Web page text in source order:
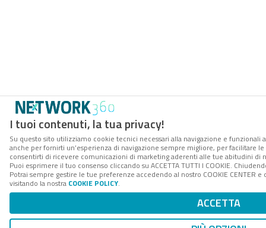
I tuoi contenuti, la tua privacy!
Su questo sito utilizziamo cookie tecnici necessari alla navigazione e funzionali
anche per fornirti un’esperienza di navigazione sempre migliore, per facilitare
consentirti di ricevere comunicazioni di marketing aderenti alle tue abitudini di
Puoi esprimere il tuo consenso cliccando su ACCETTA TUTTI I COOKIE.
Potrai sempre gestire le tue preferenze accedendo al nostro COOKIE
visitando la nostra COOKIE POLICY.
ACCETTA